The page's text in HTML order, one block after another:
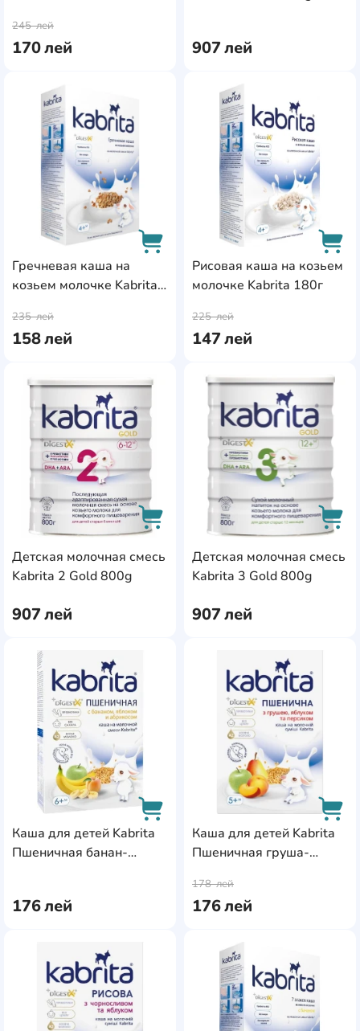
170лей
245лей
907лей
Гречневая каша на
козьем молочке Kabrita
158лей
235лей
AddCardToFavourite
Рисовая каша на козьем
молочке Kabrita 180г
147лей
225лей
Детская молочная смесь
Kabrita 2 Gold 800g
907лей
AddCardToFavourite
AddCardToCart
Детская молочная смесь
Kabrita 3 Gold 800g
907лей
Каша для детей Kabrita
Пшеничная банан-
176лей
AddCardToFavourite
Каша для детей Kabrita
Пшеничная груша-
молоко 7х180g (029811)
176лей
178лей
AddCardToFavourite